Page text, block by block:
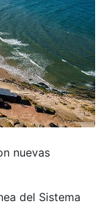
nuevas
del Sistema